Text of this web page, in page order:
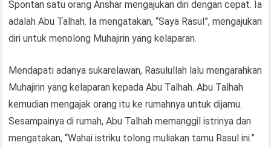
Spontan satu orang Anshar mengajukan diri dengan cepat. Ia
adalah Abu Talhah. Ia mengatakan, “Saya Rasul”, mengajukan
diri untuk menolong Muhajirin yang kelaparan.
Mendapati adanya sukarelawan, Rasulullah lalu mengarahkan
Muhajirin yang kelaparan kepada Abu Talhah. Abu Talhah
kemudian mengajak orang itu ke rumahnya untuk dijamu.
Sesampainya di rumah, Abu Talhah memanggil istrinya dan
mengatakan, “Wahai istriku tolong muliakan tamu Rasul ini.”